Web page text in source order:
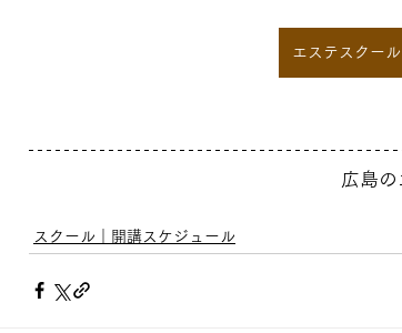
エステスクー
広島
スクール｜開講スケジュール